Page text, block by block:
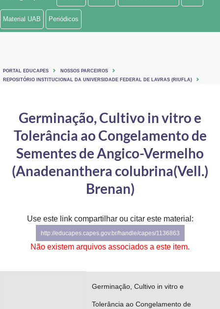
Ministério de Minas e Energia
Ministério do Turismo
Controladoria-Geral da União
Ministério da Mulher, da Família e dos Direitos Humanos
Secretaria-Geral
Advocacia-Geral da União
Banco Central do Brasil
Planalto
Material UAB Periódicos
PORTAL EDUCAPES
NOSSOS PARCEIROS
REPOSITÓRIO INSTITUCIONAL DA UNIVERSIDADE FEDERAL DE LAVRAS (RIUFLA)
Germinação, Cultivo in vitro e
Tolerância ao Congelamento de
Sementes de Angico-Vermelho
(Anadenanthera colubrina(Vell.)
Brenan)
Use este link compartilhar ou citar este material:
http://educapes.capes.gov.br/handle/capes/1136863
Não existem arquivos associados a este item.
Germinação, Cultivo in vitro e
Tolerância ao Congelamento de